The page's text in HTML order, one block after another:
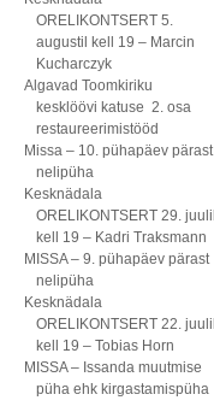
ORELIKONTSERT 5.
augustil kell 19 – Marcin
Kucharczyk
Algavad Toomkiriku
kesklöövi katuse 2. osa
restaureerimistööd
Missa – 10. pühapäev pärast
nelipüha
Kesknädala
ORELIKONTSERT 29. juulil
kell 19 – Kadri Traksmann
MISSA – 9. pühapäev pärast
nelipüha
Kesknädala
ORELIKONTSERT 22. juulil
kell 19 – Tobias Horn
MISSA – Issanda muutmise
püha ehk kirgastamispüha